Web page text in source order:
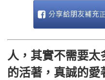
人，其實不需要太
的活著，真誠的愛